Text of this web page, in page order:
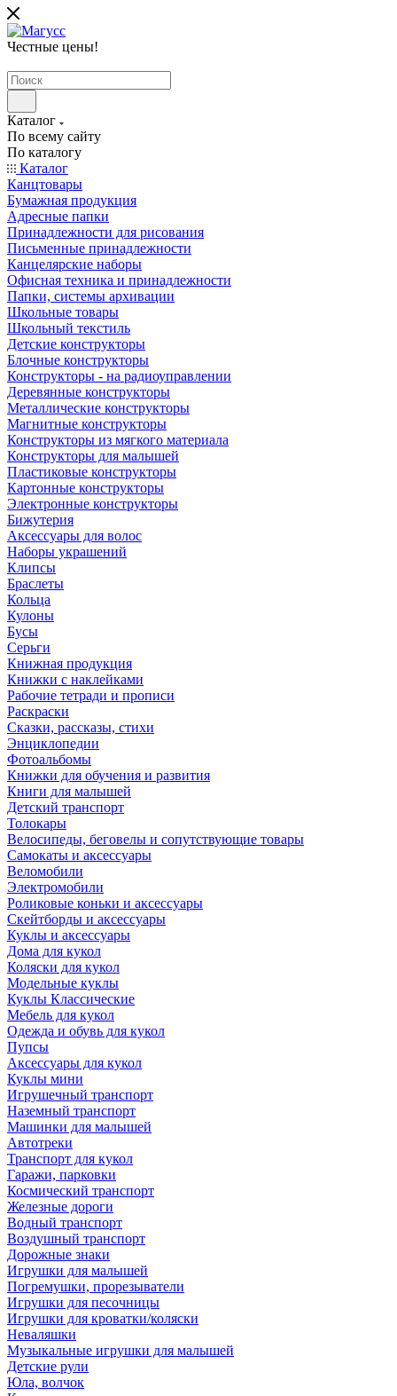
Честные цены!
Каталог
По всему сайту
По каталогу
Каталог
Канцтовары
Бумажная продукция
Адресные папки
Принадлежности для рисования
Письменные принадлежности
Канцелярские наборы
Офисная техника и принадлежности
Папки, системы архивации
Школьные товары
Школьный текстиль
Детские конструкторы
Блочные конструкторы
Конструкторы - на радиоуправлении
Деревянные конструкторы
Металлические конструкторы
Магнитные конструкторы
Конструкторы из мягкого материала
Конструкторы для малышей
Пластиковые конструкторы
Картонные конструкторы
Электронные конструкторы
Бижутерия
Аксессуары для волос
Наборы украшений
Клипсы
Браслеты
Кольца
Кулоны
Бусы
Серьги
Книжная продукция
Книжки с наклейками
Рабочие тетради и прописи
Раскраски
Сказки, рассказы, стихи
Энциклопедии
Фотоальбомы
Книжки для обучения и развития
Книги для малышей
Детский транспорт
Толокары
Велосипеды, беговелы и сопутствующие товары
Самокаты и аксессуары
Веломобили
Электромобили
Роликовые коньки и аксессуары
Скейтборды и аксессуары
Куклы и аксессуары
Дома для кукол
Коляски для кукол
Модельные куклы
Куклы Классические
Мебель для кукол
Одежда и обувь для кукол
Пупсы
Аксессуары для кукол
Куклы мини
Игрушечный транспорт
Наземный транспорт
Машинки для малышей
Автотреки
Транспорт для кукол
Гаражи, парковки
Космический транспорт
Железные дороги
Водный транспорт
Воздушный транспорт
Дорожные знаки
Игрушки для малышей
Погремушки, прорезыватели
Игрушки для песочницы
Игрушки для кроватки/коляски
Неваляшки
Музыкальные игрушки для малышей
Детские рули
Юла, волчок